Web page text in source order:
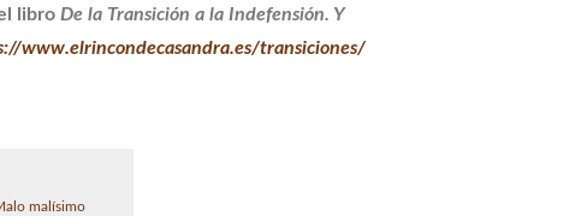
libro De la Transición a la Indefensión. Y
www.elrincondecasandra.es/transiciones/